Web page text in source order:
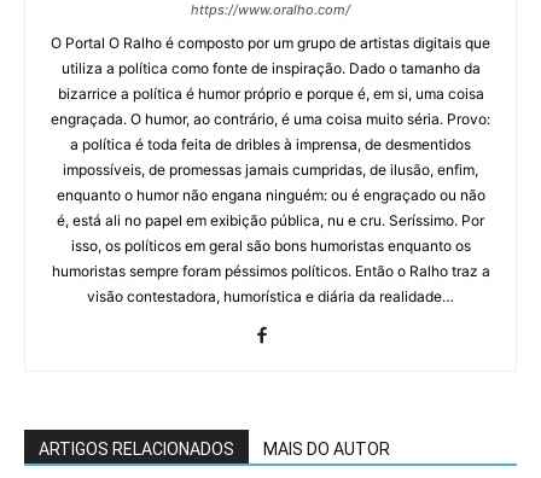
https://www.oralho.com/
O Portal O Ralho é composto por um grupo de artistas digitais que
utiliza a política como fonte de inspiração. Dado o tamanho da
bizarrice a política é humor próprio e porque é, em si, uma coisa
engraçada. O humor, ao contrário, é uma coisa muito séria. Provo:
a política é toda feita de dribles à imprensa, de desmentidos
impossíveis, de promessas jamais cumpridas, de ilusão, enfim,
enquanto o humor não engana ninguém: ou é engraçado ou não
é, está ali no papel em exibição pública, nu e cru. Seríssimo. Por
isso, os políticos em geral são bons humoristas enquanto os
humoristas sempre foram péssimos políticos. Então o Ralho traz a
visão contestadora, humorística e diária da realidade…
ARTIGOS RELACIONADOS MAIS DO AUTOR